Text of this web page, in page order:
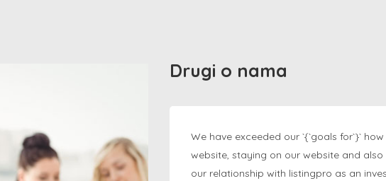
Drugi o nama
We have exceeded our `{`goals for`}`
website, staying on our website and also
our relationship with listingpro as an